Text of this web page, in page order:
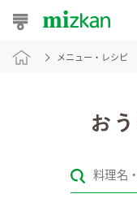
おうちレシピ
レシピカテゴリ一覧
メニュー・レシピ